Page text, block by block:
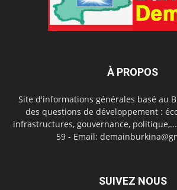
À PROPOS
Site d'informations générales basé au
des questions de développement :
infrastructures, gouvernance,
59 - Email:
SUIVEZ NOUS